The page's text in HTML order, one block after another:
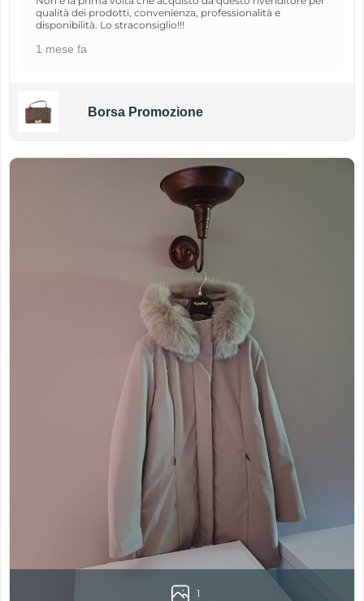
qualità dei prodotti, convenienza, professionalità e
disponibilità. Lo straconsiglio!!!
1 mese fa
Borsa Promozione
1